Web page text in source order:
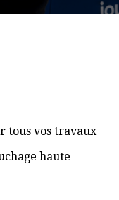
tous vos travaux
haute